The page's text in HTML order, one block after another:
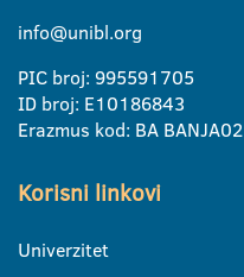
info@unibl.org
PIC broj: 995591705
ID broj: E10186843
Erazmus kod: BA BANJA02
Korisni linkovi
Univerzitet